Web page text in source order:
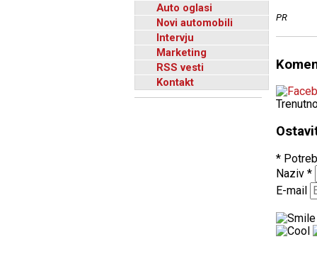
Auto oglasi
Novi automobili
Intervju
Marketing
RSS vesti
Kontakt
PR
*
Naziv *
E-mail